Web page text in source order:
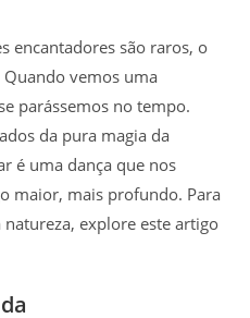
encantadores são raros, o
vemos uma
parássemos no tempo.
da pura magia da
é uma dança que nos
maior, mais profundo. Para
explore este artigo